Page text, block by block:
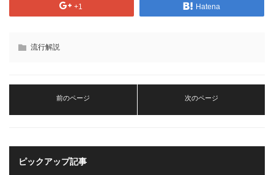
+1 Hatena
流行解説
前のページ 次のページ
ピックアップ記事